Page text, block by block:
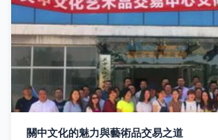
關中文化的魅力與藝術品交易之道